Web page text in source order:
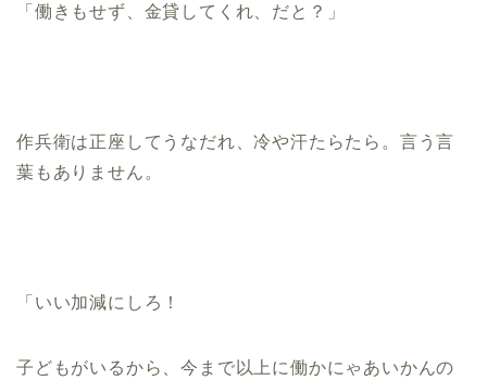
「働きもせず、金貸してくれ、だと？」
作兵衛は正座してうなだれ、冷や汗たらたら。言う言
葉もありません。
「いい加減にしろ！
子どもがいるから、今まで以上に働かにゃあいかんの